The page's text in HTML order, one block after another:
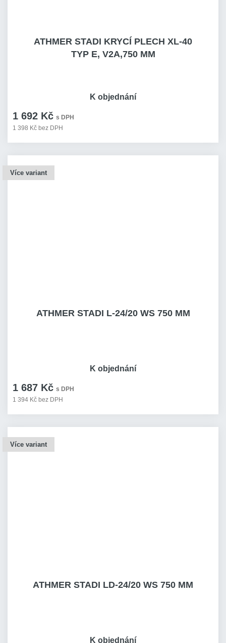
ATHMER STADI KRYCÍ PLECH XL-40
TYP E, V2A,750 MM
1 692 Kč s DPH
1 398 Kč bez DPH
K objednání
Více variant
ATHMER STADI L-24/20 WS 750 MM
1 687 Kč s DPH
1 394 Kč bez DPH
K objednání
Více variant
ATHMER STADI LD-24/20 WS 750 MM
K objednání